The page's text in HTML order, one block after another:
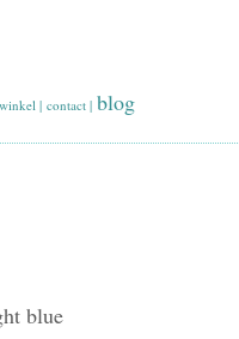
| contact | blog
blue